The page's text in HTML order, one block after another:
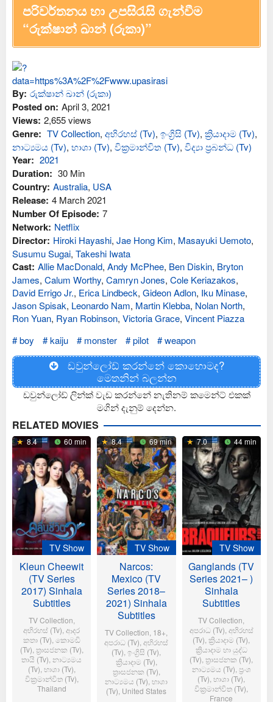
පරිවර්තනය හා උපසිරැසි ගැන්වීම
“රුක්ෂාන් ඛාන් (රුකා)”
By: රුක්ෂාන් ඛාන් (රුකා)
Posted on: April 3, 2021
Views: 2,655 views
Genre: TV Collection, අභිරහස් (Tv), ඉංග්‍රිසි (Tv), ක්‍රියාදාම (Tv),
නාට්‍යමය (Tv), භාශා (Tv), වික්‍රමාන්විත (Tv), විද්‍යා ප්‍රබන්ධ (Tv)
Year: 2021
Duration: 30 Min
Country: Australia, USA
Release: 4 March 2021
Number Of Episode: 7
Network: Netflix
Director: Hiroki Hayashi, Jae Hong Kim, Masayuki Uemoto,
Susumu Sugai, Takeshi Iwata
Cast: Allie MacDonald, Andy McPhee, Ben Diskin, Bryton
James, Calum Worthy, Camryn Jones, Cole Keriazakos,
David Errigo Jr., Erica Lindbeck, Gideon Adlon, Iku Minase,
Jason Spisak, Leonardo Nam, Martin Klebba, Nolan North,
Ron Yuan, Ryan Robinson, Victoria Grace, Vincent Piazza
boy
kaiju monster pilot weapon
ඩවුන්ලෝඩ් කරන්නේ කොහොමද?
මෙතනින් බලන්න
ඩවුන්ලෝඩ් ලින්ක් වැඩ කරන්නේ නැතිනම් කමෙන්ට් එකක්
මගින් දැනුම් දෙන්න.
RELATED MOVIES
8.4 60 min
TV Show
Kleun Cheewit
(TV Series
2017) Sinhala
Subtitles
TV Collection,
අභිරහස් (Tv),ආද‍ර
කතා (Tv),කොමඩි
(Tv),ත්‍රාසජනක (Tv),
තායි (Tv),නාට්‍යමය
(Tv),භාශා (Tv),
වික්‍රමාන්විත (Tv),
Thailand
8.4 69 min
TV Show
Narcos:
Mexico (TV
Series 2018–
2021) Sinhala
Subtitles
TV Collection, 18+,
අප‍රාධ (Tv),අභිරහස්
(Tv),ඉංග්‍රිසි (Tv),
ක්‍රියාදාම (Tv),
ත්‍රාසජනක (Tv),
නාට්‍යමය (Tv),භාශා
(Tv), United States
7.0 44 min
TV Show
Ganglands (TV
Series 2021– )
Sinhala
Subtitles
TV Collection,
අප‍රාධ (Tv),අභිරහස්
(Tv),ක්‍රියාදාම (Tv),
ක්‍රියාදාම හා යුද්ධ
(Tv),ත්‍රාසජනක (Tv),
නාට්‍යමය (Tv),ප්‍රංශ
(Tv),භාශා (Tv),
වික්‍රමාන්විත (Tv),
France